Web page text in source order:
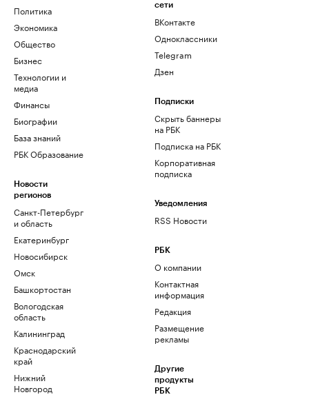
Политика
Экономика
Общество
Бизнес
Технологии и
медиа
Финансы
Биографии
База знаний
РБК Образование
Новости
регионов
Санкт-Петербург
и область
Екатеринбург
Новосибирск
Омск
Башкортостан
Вологодская
область
Калининград
Краснодарский
край
Нижний
Новгород
сети
ВКонтакте
Одноклассники
Telegram
Дзен
Подписки
Скрыть баннеры
на РБК
Подписка на РБК
Корпоративная
подписка
Уведомления
RSS Новости
РБК
О компании
Контактная
информация
Редакция
Размещение
рекламы
Другие
продукты
РБК